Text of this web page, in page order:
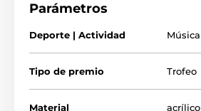
Parámetros
Deporte | Actividad Música
Tipo de premio Trofeo
Material acrílico